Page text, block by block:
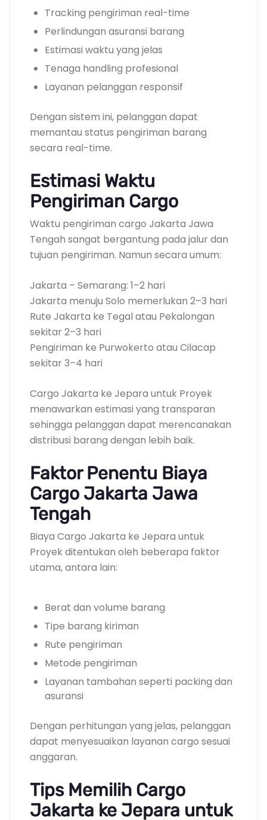
Tracking pengiriman real-time
Perlindungan asuransi barang
Estimasi waktu yang jelas
Tenaga handling profesional
Layanan pelanggan responsif
Dengan sistem ini, pelanggan dapat
memantau status pengiriman barang
secara real-time.
Estimasi Waktu
Pengiriman Cargo
Waktu pengiriman cargo Jakarta Jawa
Tengah sangat bergantung pada jalur dan
tujuan pengiriman. Namun secara umum:
Jakarta – Semarang: 1–2 hari
Jakarta menuju Solo memerlukan 2–3 hari
Rute Jakarta ke Tegal atau Pekalongan
sekitar 2–3 hari
Pengiriman ke Purwokerto atau Cilacap
sekitar 3–4 hari
Cargo Jakarta ke Jepara untuk Proyek
menawarkan estimasi yang transparan
sehingga pelanggan dapat merencanakan
distribusi barang dengan lebih baik.
Faktor Penentu Biaya
Cargo Jakarta Jawa
Tengah
Biaya Cargo Jakarta ke Jepara untuk
Proyek ditentukan oleh beberapa faktor
utama, antara lain:
Berat dan volume barang
Tipe barang kiriman
Rute pengiriman
Metode pengiriman
Layanan tambahan seperti packing dan
asuransi
Dengan perhitungan yang jelas, pelanggan
dapat menyesuaikan layanan cargo sesuai
anggaran.
Tips Memilih Cargo
Jakarta ke Jepara untuk